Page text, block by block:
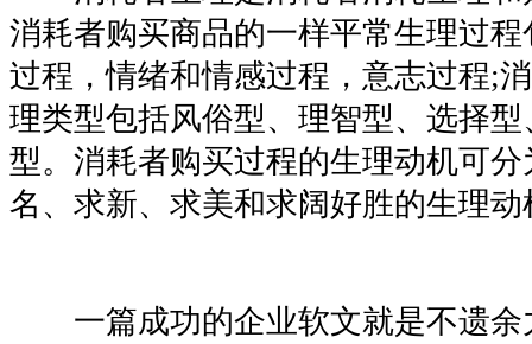
消耗者购买商品的一样平常生理过
过程，情绪和情感过程，意志过程;
理类型包括风俗型、理智型、选择
型。消耗者购买过程的生理动机可
名、求新、求美和求阔好胜的生理动
一篇成功的企业软文就是不遗余